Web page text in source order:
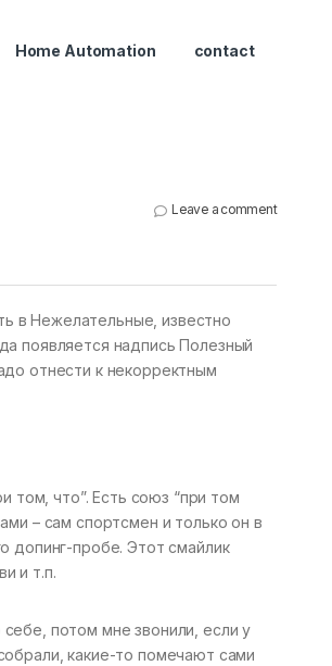
Home Automation contact
Leave a comment
в Нежелательные, известно
появляется надпись Полезный
отнести к некорректным
том, что”. Есть союз “при том
– сам спортсмен и только он в
допинг-пробе. Этот смайлик
и т.п.
потом мне звонили, если у
какие-то помечают сами